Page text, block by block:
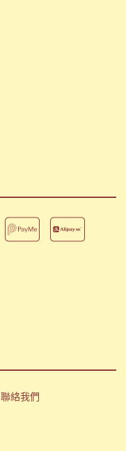
聯絡我們